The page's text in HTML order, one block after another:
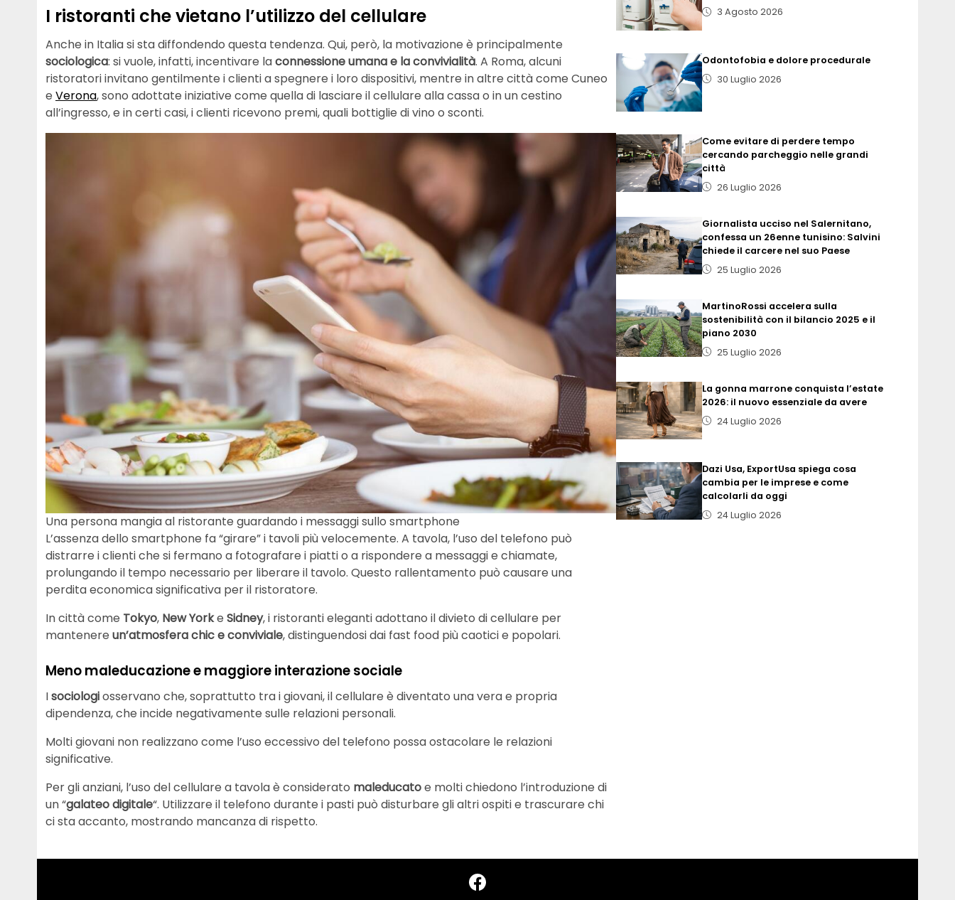
I ristoranti che vietano l’utilizzo del cellulare
Anche in Italia si sta diffondendo questa tendenza. Qui, però, la motivazione è principalmente
sociologica: si vuole, infatti, incentivare laconnessione umana e la convivialità. A Roma, alcuni
ristoratori invitano gentilmente i clienti a spegnere i loro dispositivi, mentre in altre città come Cuneo
e Verona, sono adottate iniziative come quella di lasciare il cellulare alla cassa o in un cestino
all’ingresso, e in certi casi, i clienti ricevono premi, quali bottiglie di vino o sconti.
Una persona mangia al ristorante guardando i messaggi sullo smartphone
L’assenza dello smartphone fa “girare” i tavoli più velocemente. A tavola, l’uso del telefono può
distrarre i clienti che si fermano a fotografare i piatti o a rispondere a messaggi e chiamate,
prolungando il tempo necessario per liberare il tavolo. Questo rallentamento può causare una
perdita economica significativa per il ristoratore.
In città come Tokyo, New Yorke Sidney, i ristoranti eleganti adottano il divieto di cellulare per
mantenere un’atmosfera chic e conviviale, distinguendosi dai fast food più caotici e popolari.
Meno maleducazione e maggiore interazione sociale
Isociologiosservano che, soprattutto tra i giovani, il cellulare è diventato una vera e propria
dipendenza, che incide negativamente sulle relazioni personali.
Molti giovani non realizzano come l’uso eccessivo del telefono possa ostacolare le relazioni
significative.
Per gli anziani, l’uso del cellulare a tavola è considerato maleducatoe molti chiedono l’introduzione di
un “galateo digitale“. Utilizzare il telefono durante i pasti può disturbare gli altri ospiti e trascurare chi
ci sta accanto, mostrando mancanza di rispetto.
3 Agosto 2026
Odontofobia e dolore procedurale
30 Luglio 2026
Come evitare di perdere tempo
cercando parcheggio nelle grandi
città
26 Luglio 2026
Giornalista ucciso nel Salernitano,
confessa un 26enne tunisino: Salvini
chiede il carcere nel suo Paese
25 Luglio 2026
MartinoRossi accelera sulla
sostenibilità con il bilancio 2025 e il
piano 2030
25 Luglio 2026
La gonna marrone conquista l’estate
2026: il nuovo essenziale da avere
24 Luglio 2026
Dazi Usa, ExportUsa spiega cosa
cambia per le imprese e come
calcolarli da oggi
24 Luglio 2026